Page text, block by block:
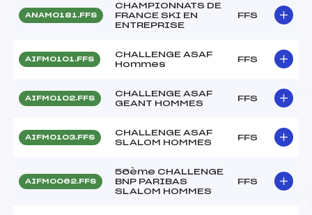
ANAM0181.FFS
CHAMPIONNATS DE
FRANCE SKI EN
ENTREPRISE
FFS
AIFM0101.FFS
CHALLENGE ASAF
Hommes
FFS
AIFM0102.FFS
CHALLENGE ASAF
GEANT HOMMES
FFS
AIFM0103.FFS
CHALLENGE ASAF
SLALOM HOMMES
FFS
AIFM0062.FFS
56ème CHALLENGE
BNP PARIBAS
SLALOM HOMMES
FFS